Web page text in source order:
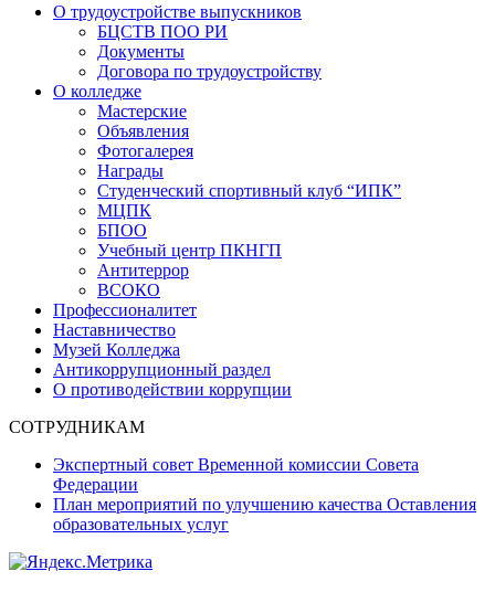
О трудоустройстве выпускников
БЦСТВ ПОО РИ
Документы
Договора по трудоустройству
О колледже
Мастерские
Объявления
Фотогалерея
Награды
Студенческий спортивный клуб “ИПК”
МЦПК
БПОО
Учебный центр ПКНГП
Антитеррор
ВСОКО
Профессионалитет
Наставничество
Музей Колледжа
Антикоррупционный раздел
О противодействии коррупции
СОТРУДНИКАМ
Экспертный совет Временной комиссии Совета
Федерации
План мероприятий по улучшению качества Оставления
образовательных услуг